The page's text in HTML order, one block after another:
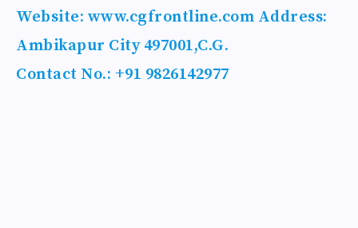
Website: www.cgfrontline.com Address:
Ambikapur City 497001,C.G.
Contact No.: +91 9826142977